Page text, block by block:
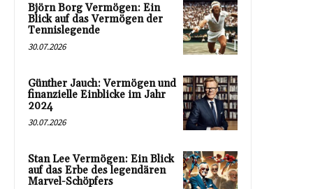
Björn Borg Vermögen: Ein
Blick auf das Vermögen der
Tennislegende
30.07.2026
Günther Jauch: Vermögen und
finanzielle Einblicke im Jahr
2024
30.07.2026
Stan Lee Vermögen: Ein Blick
auf das Erbe des legendären
Marvel-Schöpfers